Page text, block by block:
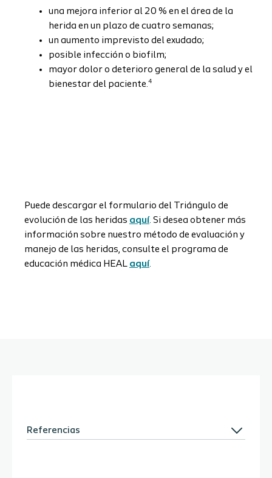
una mejora inferior al 20 % en el área de la
herida en un plazo de cuatro semanas;
un aumento imprevisto del exudado;
posible infección o biofilm;
mayor dolor o deterioro general de la salud y el
bienestar del paciente.4
Puede descargar el formulario del Triángulo de
evolución de las heridas aquí. Si desea obtener más
información sobre nuestro método de evaluación y
manejo de las heridas, consulte el programa de
educación médica HEAL aquí.
Referencias